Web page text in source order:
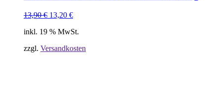
13,90€ Ursprünglicher
war:
13,20 €Aktueller
ist:
inkl. 19 % MwSt.
zzgl. Versandkosten